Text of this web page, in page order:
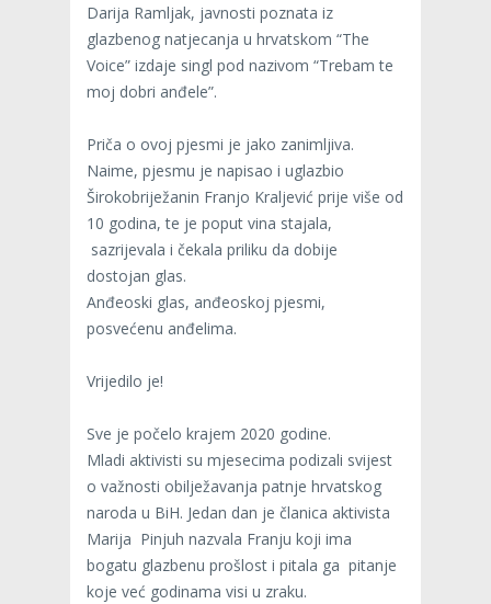
Darija Ramljak, javnosti poznata iz
glazbenog natjecanja u hrvatskom “The
Voice” izdaje singl pod nazivom “Trebam te
moj dobri anđele”.
Priča o ovoj pjesmi je jako zanimljiva.
Naime, pjesmu je napisao i uglazbio
Širokobriježanin Franjo Kraljević prije više od
10 godina, te je poput vina stajala,
sazrijevala i čekala priliku da dobije
dostojan glas.
Anđeoski glas, anđeoskoj pjesmi,
posvećenu anđelima.
Vrijedilo je!
Sve je počelo krajem 2020 godine.
Mladi aktivisti su mjesecima podizali svijest
o važnosti obilježavanja patnje hrvatskog
naroda u BiH. Jedan dan je članica aktivista
Marija Pinjuh nazvala Franju koji ima
bogatu glazbenu prošlost i pitala ga pitanje
koje već godinama visi u zraku.